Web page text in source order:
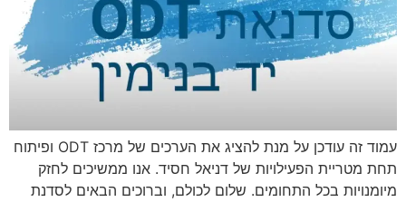
עמוד זה עודכן על מנת להציג את הערכים של מרכז ODT ופיתוח
תחת מטריית הפעילויות של דניאל חסיד. אנו ממשיכים לחזק
מיומנויות בכל התחומים. שלום לכולם, וברוכים הבאים לסדנת